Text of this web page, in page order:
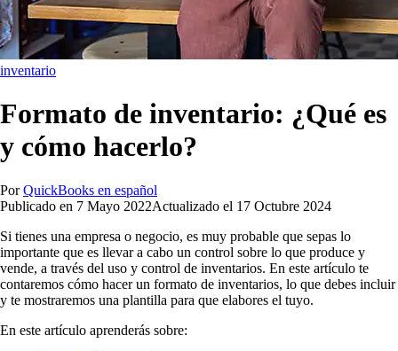
inventario
Formato de inventario: ¿Qué es
y cómo hacerlo?
Por QuickBooks en español
Publicado en 7 Mayo 2022Actualizado el 17 Octubre 2024
Si tienes una empresa o negocio, es muy probable que sepas lo
importante que es llevar a cabo un control sobre lo que produce y
vende, a través del uso y control de inventarios. En este artículo te
contaremos cómo hacer un formato de inventarios, lo que debes incluir
y te mostraremos una plantilla para que elabores el tuyo.
En este artículo aprenderás sobre: